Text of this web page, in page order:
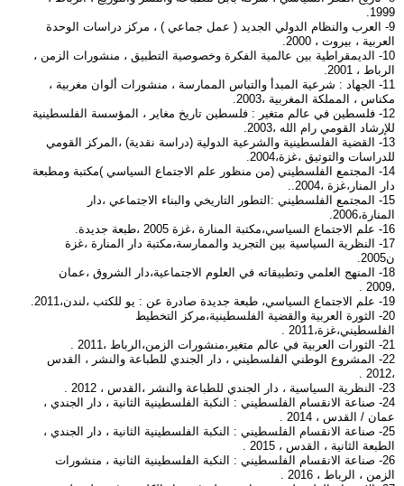
1999.
9- العرب والنظام الدولي الجديد ( عمل جماعي ) ، مركز دراسات الوحدة
العربية ، بيروت ، 2000.
10- الديمقراطية بين عالمية الفكرة وخصوصية التطبيق ، منشورات الزمن ،
الرباط ، 2001.
11- الجهاد : شرعية المبدأ والتباس الممارسة ، منشورات ألوان مغربية ،
مكناس ، المملكة المغربية ،2003.
12- فلسطين في عالم متغير : فلسطين تاريخ مغاير ، المؤسسة الفلسطينية
للإرشاد القومي رام الله ،2003.
13- القضية الفلسطينية والشرعية الدولية (دراسة نقدية) ،المركز القومي
للدراسات والتوثيق ،غزة،2004.
14- المجتمع الفلسطيني (من منظور علم الاجتماع السياسي )مكتبة ومطبعة
دار المنار،غزة ،2004..
15- المجتمع الفلسطيني :التطور التاريخي والبناء الاجتماعي ،دار
المنارة،2006.
16- علم الاجتماع السياسي،مكتبة المنارة ،غزة 2005 ،طبعة جديدة.
17- النظرية السياسية بين التجريد والممارسة،مكتبة دار المنارة ،غزة
ن2005.
18- المنهج العلمي وتطبيقاته في العلوم الاجتماعية،دار الشروق ،عمان
،2009 .
19- علم الاجتماع السياسي، طبعة جديدة صادرة عن : يو للكتب ،لندن،2011.
20- الثورة العربية والقضية الفلسطينية،مركز التخطيط
الفلسطيني،غزة،2011 .
21- الثورات العربية في عالم متغير،منشورات الزمن،الرباط ،2011 .
22- المشروع الوطني الفلسطيني ، دار الجندي للطباعة والنشر ، القدس
،2012 .
23- النظرية السياسية ، دار الجندي للطباعة والنشر ،القدس ، 2012 .
24- صناعة الانقسام الفلسطيني : النكبة الفلسطينية الثانية ، دار الجندي ،
عمان / القدس ، 2014 .
25- صناعة الانقسام الفلسطيني : النكبة الفلسطينية الثانية ، دار الجندي ،
الطبعة الثانية ، القدس ، 2015 .
26- صناعة الانقسام الفلسطيني : النكبة الفلسطينية الثانية ، منشورات
الزمن ، الرباط ، 2016 .